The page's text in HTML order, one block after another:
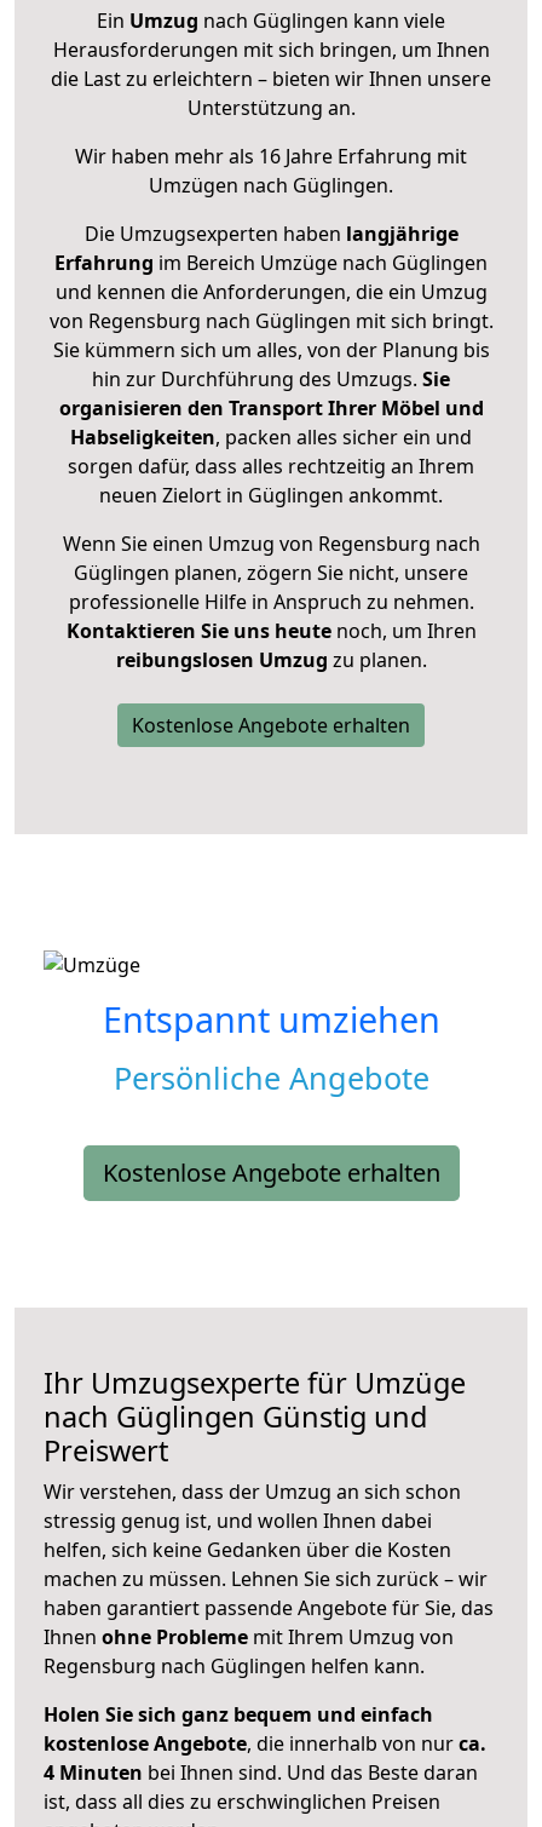
Ein Umzug nach Güglingen kann viele
Herausforderungen mit sich bringen, um Ihnen
die Last zu erleichtern – bieten wir Ihnen unsere
Unterstützung an.
Wir haben mehr als 16 Jahre Erfahrung mit
Umzügen nach Güglingen.
Die Umzugsexperten haben langjährige
Erfahrung im Bereich Umzüge nach Güglingen
und kennen die Anforderungen, die ein Umzug
von Regensburg nach Güglingen mit sich bringt.
Sie kümmern sich um alles, von der Planung bis
hin zur Durchführung des Umzugs. Sie
organisieren den Transport Ihrer Möbel und
Habseligkeiten, packen alles sicher ein und
sorgen dafür, dass alles rechtzeitig an Ihrem
neuen Zielort in Güglingen ankommt.
Wenn Sie einen Umzug von Regensburg nach
Güglingen planen, zögern Sie nicht, unsere
professionelle Hilfe in Anspruch zu nehmen.
Kontaktieren Sie uns heutenoch, um Ihren
reibungslosen Umzug zu planen.
Kostenlose Angebote erhalten
Entspannt umziehen
Persönliche Angebote
Kostenlose Angebote erhalten
Ihr Umzugsexperte für Umzüge
nach Güglingen Günstig und
Preiswert
Wir verstehen, dass der Umzug an sich schon
stressig genug ist, und wollen Ihnen dabei
helfen, sich keine Gedanken über die Kosten
machen zu müssen. Lehnen Sie sich zurück – wir
haben garantiert passende Angebote für Sie, das
Ihnen ohne Probleme mit Ihrem Umzug von
Regensburg nach Güglingen helfen kann.
Holen Sie sich ganz bequem und einfach
kostenlose Angebote, die innerhalb von nurca.
4 Minuten bei Ihnen sind. Und das Beste daran
ist, dass all dies zu erschwinglichen Preisen